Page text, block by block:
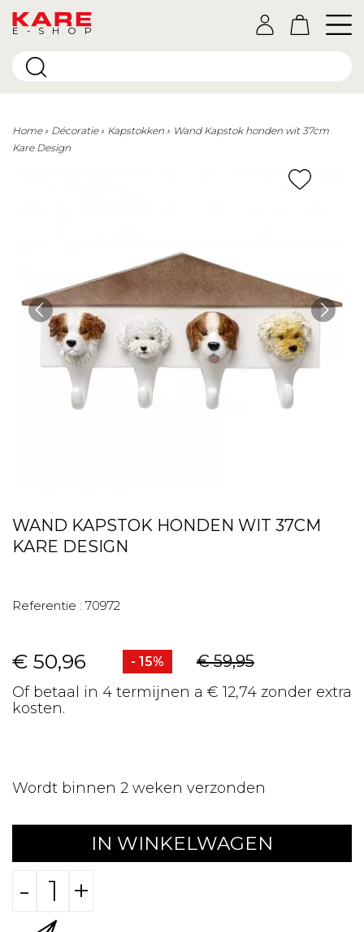
E-SHOP
Home Décoratie Kapstokken
Wand Kapstok honden wit 37cm
Kare Design
WAND KAPSTOK HONDEN WIT 37CM
KARE DESIGN
Referentie : 70972
€ 50,96 - 15% € 59,95
Of betaal in 4 termijnen a € 12,74 zonder extra
kosten.
Wordt binnen 2 weken verzonden
IN WINKELWAGEN
- +